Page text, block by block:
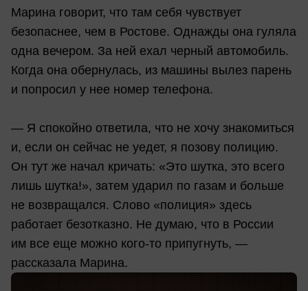
Марина говорит, что там себя чувствует
безопаснее, чем в Ростове. Однажды она гуляла
одна вечером. За ней ехал черный автомобиль.
Когда она обернулась, из машины вылез парень
и попросил у нее номер телефона.
— Я спокойно ответила, что не хочу знакомиться
и, если он сейчас не уедет, я позову полицию.
Он тут же начал кричать: «Это шутка, это всего
лишь шутка!», затем ударил по газам и больше
не возвращался. Слово «полиция» здесь
работает безотказно. Не думаю, что в России
им все еще можно кого-то припугнуть, —
рассказала Марина.